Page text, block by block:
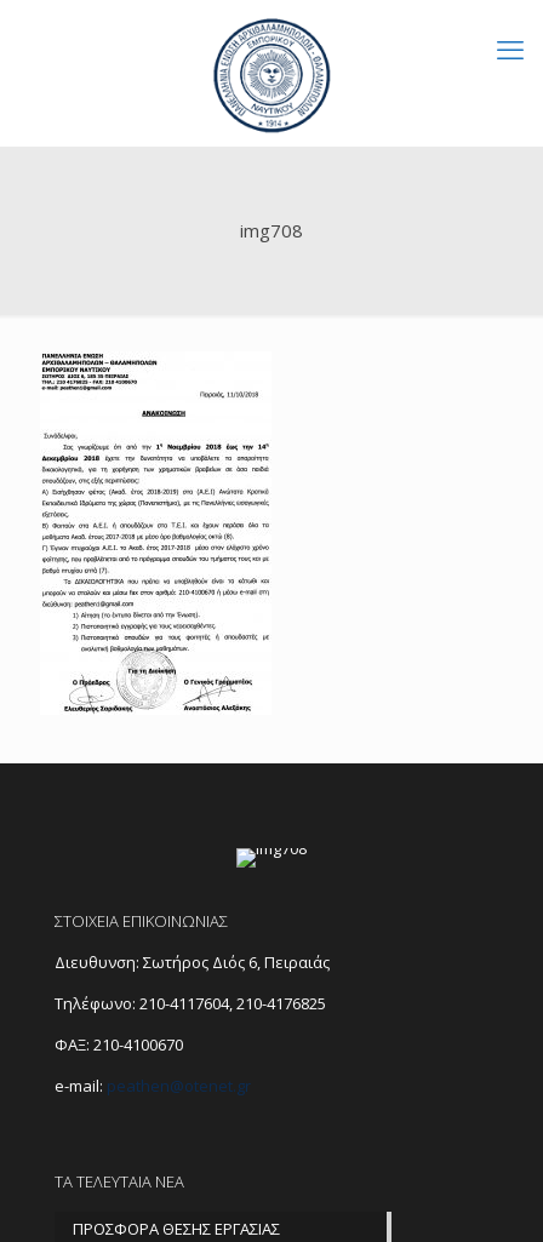
img708
ΣΤΟΙΧΕΙΑ ΕΠΙΚΟΙΝΩΝΙΑΣ
Διευθυνση: Σωτήρος Διός 6, Πειραιάς
Τηλέφωνο: 210-4117604,210-4176825
ΦΑΞ: 210-4100670
e-mail: peathen@otenet.gr
ΤΑ ΤΕΛΕΥΤΑΙΑ ΝΕΑ
ΠΡΟΣΦΟΡΑ ΘΕΣΗΣ ΕΡΓΑΣΙΑΣ